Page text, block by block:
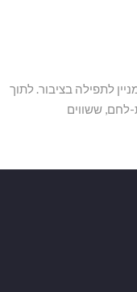
מניין לתפילה בציבור. לתוך